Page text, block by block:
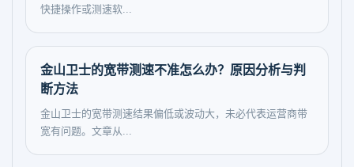
快捷操作或测速软...
金山卫士的宽带测速不准怎么办？原因分析与判
断方法
金山卫士的宽带测速结果偏低或波动大，未必代表运营商带
宽有问题。文章从...